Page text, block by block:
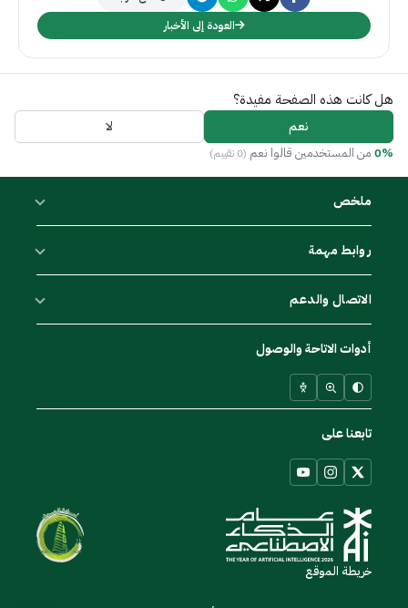
العودة إلى الأخبار
هل كانت هذه الصفحة مفيدة؟
نعم لا
0% من المستخدمين قالوا نعم (0 تقييم)
ملخص
روابط مهمة
الاتصال والدعم
أدوات الاتاحة والوصول
تابعنا على
خريطة الموقع